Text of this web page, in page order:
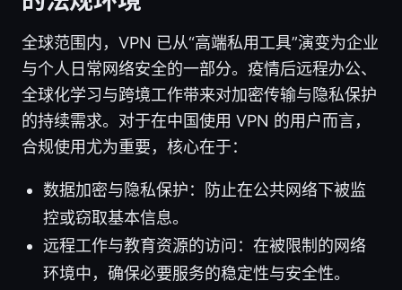
全球范围内，VPN 已从“高端私用工具”演变为企业
与个人日常网络安全的一部分。疫情后远程办公、
全球化学习与跨境工作带来对加密传输与隐私保护
的持续需求。对于在中国使用 VPN 的用户而言，
合规使用尤为重要，核心在于：
数据加密与隐私保护：防止在公共网络下被监
控或窃取基本信息。
远程工作与教育资源的访问：在被限制的网络
环境中，确保必要服务的稳定性与安全性。